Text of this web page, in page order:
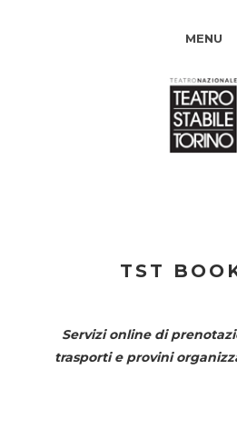
MENU
TST
Servizi online di
trasporti e provini